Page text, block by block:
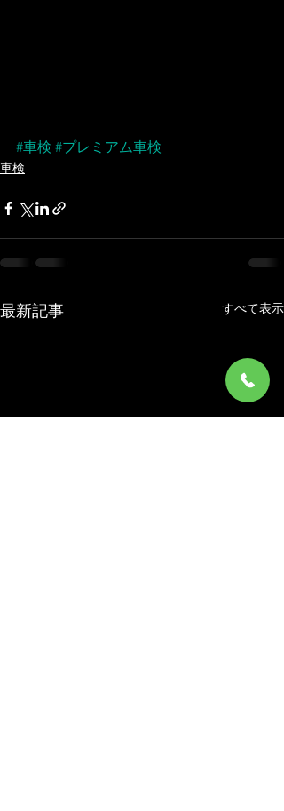
#車検 #プレミアム車検
車検
最新記事 すべて表示